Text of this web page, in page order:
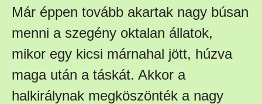
Már éppen tovább akartak nagy búsan
menni a szegény oktalan állatok,
mikor egy kicsi márnahal jött, húzva
maga után a táskát. Akkor a
halkirálynak megköszönték a nagy